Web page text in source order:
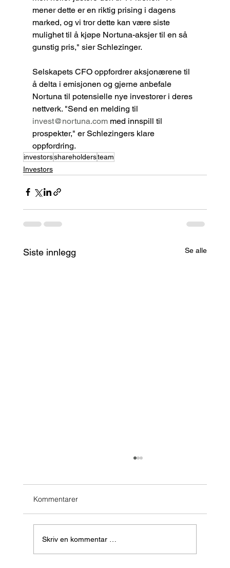
mener dette er en riktig prising i dagens
marked, og vi tror dette kan være siste
mulighet til å kjøpe Nortuna-aksjer til en så
gunstig pris," sier Schlezinger.
Selskapets CFO oppfordrer aksjonærene til
å delta i emisjonen og gjerne anbefale
Nortuna til potensielle nye investorer i deres
nettverk. "Send en melding til
invest@nortuna.com med innspill til
prospekter," er Schlezingers klare
oppfordring.
investorsshareholdersteam
Investors
Siste innlegg Se alle
Kommentarer
Skriv en kommentar …